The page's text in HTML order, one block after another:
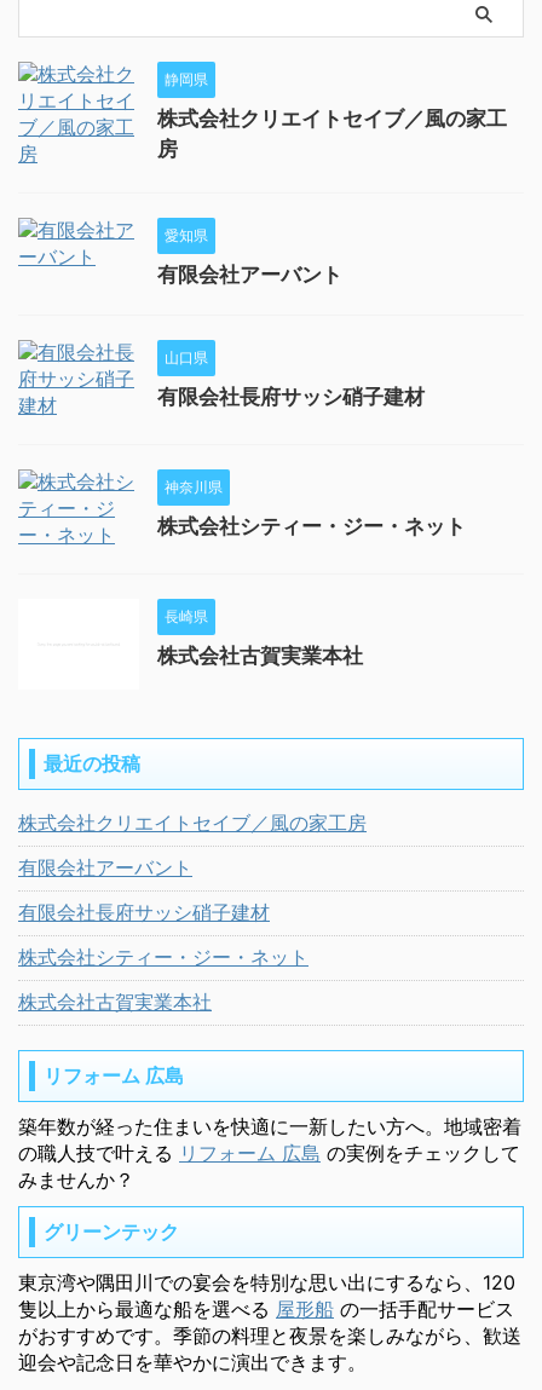
静岡県
株式会社クリエイトセイブ／風の家工
房
愛知県
有限会社アーバント
山口県
有限会社長府サッシ硝子建材
神奈川県
株式会社シティー・ジー・ネット
長崎県
株式会社古賀実業本社
最近の投稿
株式会社クリエイトセイブ／風の家工房
有限会社アーバント
有限会社長府サッシ硝子建材
株式会社シティー・ジー・ネット
株式会社古賀実業本社
リフォーム 広島
築年数が経った住まいを快適に一新したい方へ。地域密着
の職人技で叶える リフォーム 広島 の実例をチェックして
みませんか？
グリーンテック
東京湾や隅田川での宴会を特別な思い出にするなら、120
隻以上から最適な船を選べる 屋形船 の一括手配サービス
がおすすめです。季節の料理と夜景を楽しみながら、歓送
迎会や記念日を華やかに演出できます。